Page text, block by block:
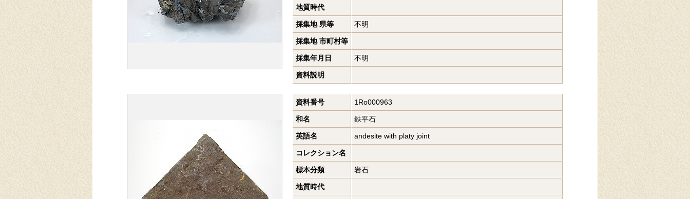
地質時代
採集地 県等 不明
採集地 市町村等
採集年月日 不明
資料説明
資料番号 1Ro000963
和名 鉄平石
英語名 andesite with platy joint
コレクション名
標本分類 岩石
地質時代